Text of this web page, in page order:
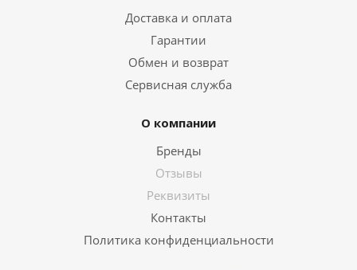
Доставка и оплата
Гарантии
Обмен и возврат
Сервисная служба
О компании
Бренды
Отзывы
Реквизиты
Контакты
Политика конфиденциальности